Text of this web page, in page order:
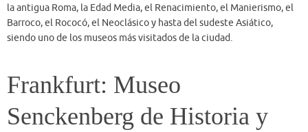
Ciencias Naturales
Naturmuseum”, está situado en un gran edificio en la calle
Senckenberganlage, nº 25, en Frankfurt sobre el Meno (Main), y
alberga una amplia colección de piezas sobre Geología,
Paleontología y Biología. El museo expone desde una gran